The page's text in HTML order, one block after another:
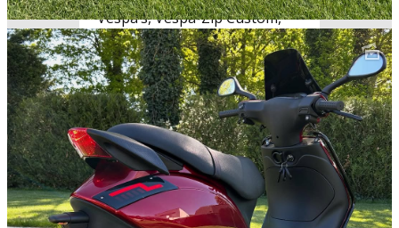
Vespa’s, Vespa-Zip Custom,
Piaggio . Ons doel is de
mooiste en beste scooter voor
één van de laagste prijzen van
het land, waarbij service op de
eerste plaats staat!!! ​Wij zijn
gevestigd in Geleen en in
Maasmechelen. Wilt u ons